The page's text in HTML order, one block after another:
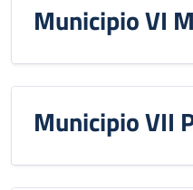
Municipio VI
Municipio VII